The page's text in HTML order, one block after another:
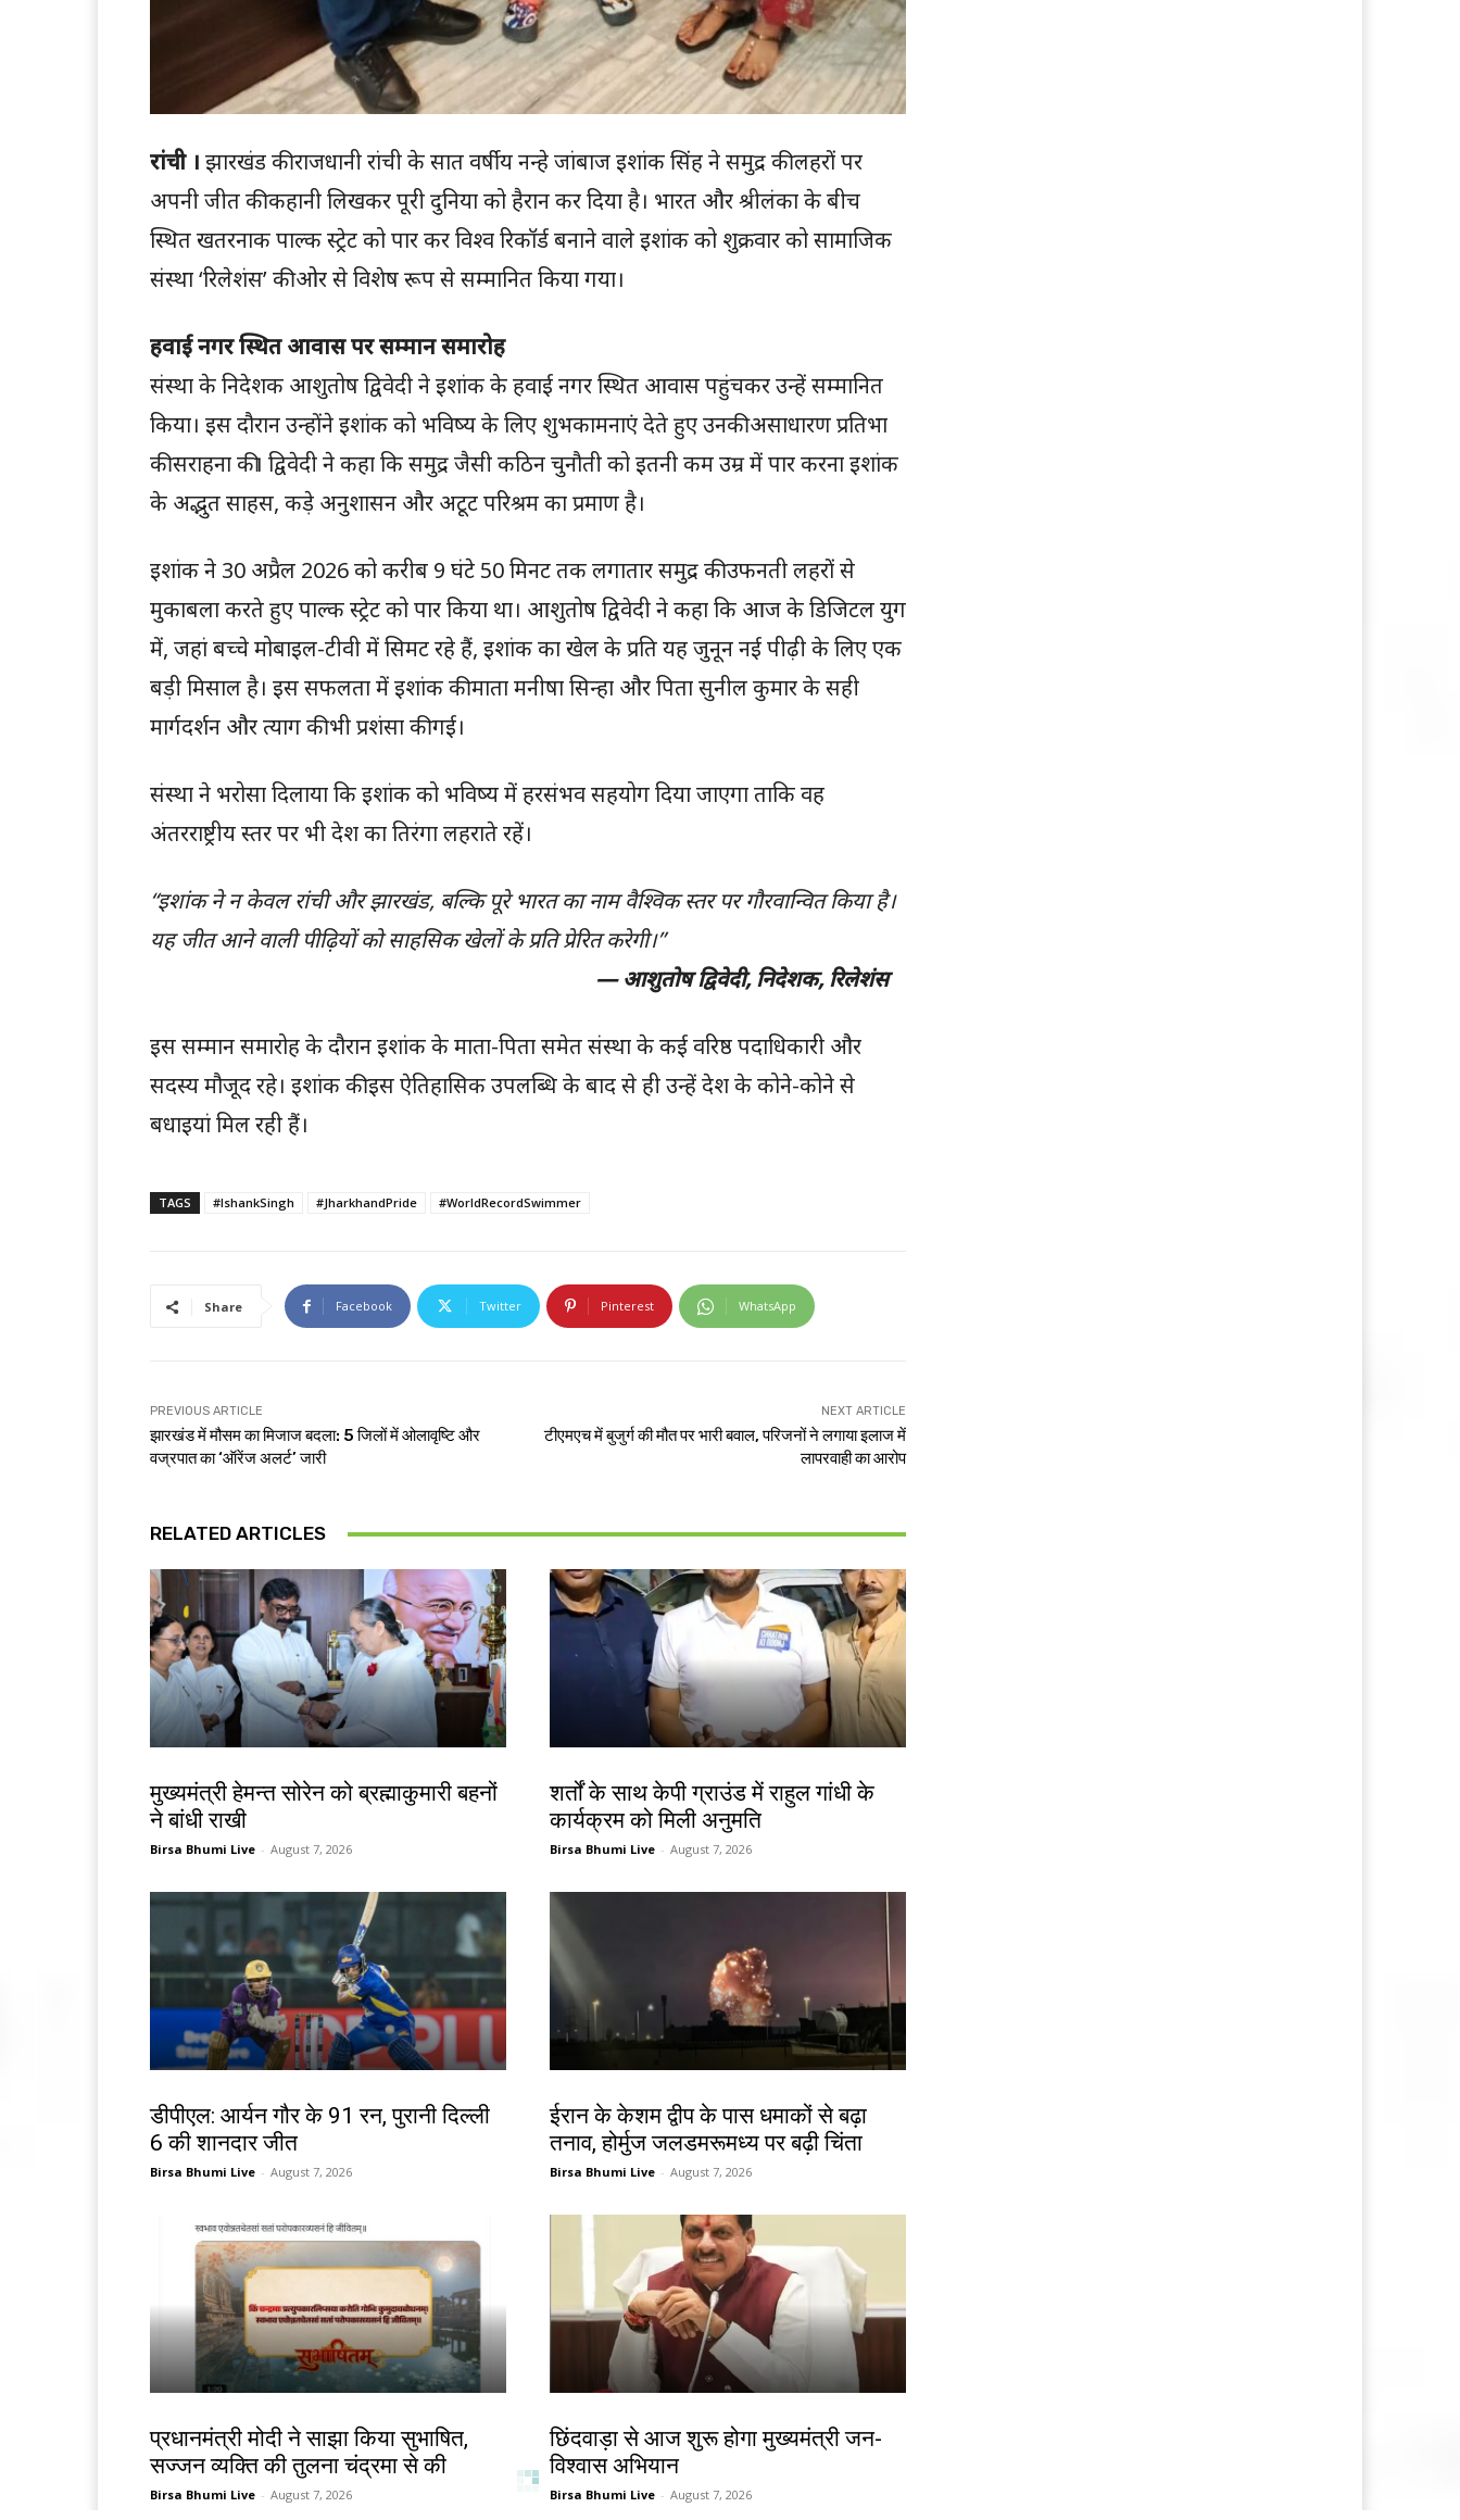
रांची । झारखंड की राजधानी रांची के सात वर्षीय नन्हे जांबाज इशांक सिंह ने समुद्र की लहरों पर
अपनी जीत की कहानी लिखकर पूरी दुनिया को हैरान कर दिया है। भारत और श्रीलंका के बीच
स्थित खतरनाक पाल्क स्ट्रेट को पार कर विश्व रिकॉर्ड बनाने वाले इशांक को शुक्रवार को सामाजिक
संस्था ‘रिलेशंस’ की ओर से विशेष रूप से सम्मानित किया गया।
हवाई नगर स्थित आवास पर सम्मान समारोह
संस्था के निदेशक आशुतोष द्विवेदी ने इशांक के हवाई नगर स्थित आवास पहुंचकर उन्हें सम्मानित
किया। इस दौरान उन्होंने इशांक को भविष्य के लिए शुभकामनाएं देते हुए उनकी असाधारण प्रतिभा
की सराहना की। द्विवेदी ने कहा कि समुद्र जैसी कठिन चुनौती को इतनी कम उम्र में पार करना इशांक
के अद्भुत साहस, कड़े अनुशासन और अटूट परिश्रम का प्रमाण है।
इशांक ने 30 अप्रैल 2026 को करीब 9 घंटे 50 मिनट तक लगातार समुद्र की उफनती लहरों से
मुकाबला करते हुए पाल्क स्ट्रेट को पार किया था। आशुतोष द्विवेदी ने कहा कि आज के डिजिटल युग
में, जहां बच्चे मोबाइल-टीवी में सिमट रहे हैं, इशांक का खेल के प्रति यह जुनून नई पीढ़ी के लिए एक
बड़ी मिसाल है। इस सफलता में इशांक की माता मनीषा सिन्हा और पिता सुनील कुमार के सही
मार्गदर्शन और त्याग की भी प्रशंसा की गई।
संस्था ने भरोसा दिलाया कि इशांक को भविष्य में हरसंभव सहयोग दिया जाएगा ताकि वह
अंतरराष्ट्रीय स्तर पर भी देश का तिरंगा लहराते रहें।
“इशांक ने न केवल रांची और झारखंड, बल्कि पूरे भारत का नाम वैश्विक स्तर पर गौरवान्वित किया है।
यह जीत आने वाली पीढ़ियों को साहसिक खेलों के प्रति प्रेरित करेगी।”
— आशुतोष द्विवेदी, निदेशक, रिलेशंस
इस सम्मान समारोह के दौरान इशांक के माता-पिता समेत संस्था के कई वरिष्ठ पदाधिकारी और
सदस्य मौजूद रहे। इशांक की इस ऐतिहासिक उपलब्धि के बाद से ही उन्हें देश के कोने-कोने से
बधाइयां मिल रही हैं।
TAGS #IshankSingh #JharkhandPride #WorldRecordSwimmer
Share Facebook Twitter Pinterest WhatsApp
PREVIOUS ARTICLE
झारखंड में मौसम का मिजाज बदला: 5 जिलों में ओलावृष्टि और
वज्रपात का ‘ऑरेंज अलर्ट’ जारी
NEXT ARTICLE
टीएमएच में बुजुर्ग की मौत पर भारी बवाल, परिजनों ने लगाया इलाज में
लापरवाही का आरोप
RELATED ARTICLES
मुख्यमंत्री हेमन्त सोरेन को ब्रह्माकुमारी बहनों
ने बांधी राखी
Birsa Bhumi Live - August 7, 2026
शर्तों के साथ केपी ग्राउंड में राहुल गांधी के
कार्यक्रम को मिली अनुमति
Birsa Bhumi Live - August 7, 2026
डीपीएल: आर्यन गौर के 91 रन, पुरानी दिल्ली
6 की शानदार जीत
Birsa Bhumi Live - August 7, 2026
ईरान के केशम द्वीप के पास धमाकों से बढ़ा
तनाव, होर्मुज जलडमरूमध्य पर बढ़ी चिंता
Birsa Bhumi Live - August 7, 2026
प्रधानमंत्री मोदी ने साझा किया सुभाषित,
सज्जन व्यक्ति की तुलना चंद्रमा से की
Birsa Bhumi Live - August 7, 2026
छिंदवाड़ा से आज शुरू होगा मुख्यमंत्री जन-
विश्वास अभियान
Birsa Bhumi Live - August 7, 2026